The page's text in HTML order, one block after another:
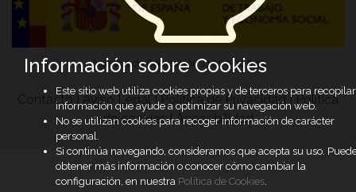
Agencia de Colocación 1100000049
Contacto Aviso Legal | Política de Privacidad | Política
de cookies|Accesibilidad
Información sobre Cookies
Este sitio web utiliza cookies propias y de terceros para recopilar
información que ayude a optimizar su navegación web.
No se utilizan cookies para recoger información de carácter
personal.
Si continúa navegando, consideramos que acepta su uso.
obtener más información o conocer cómo cambiar la
configuración, en nuestra Política de Cookies.